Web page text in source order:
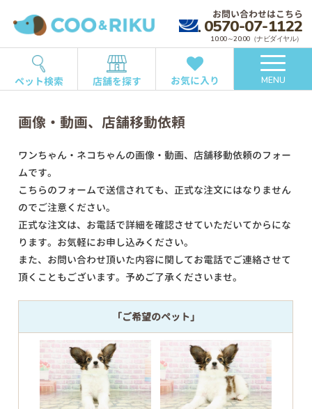
お問い合わせはこちら
0570-07-1122
10:00～20:00（ナビダイヤル）
ペット検索 店舗を探す お気に入り MENU
画像・動画、店舗移動依頼
ワンちゃん・ネコちゃんの画像・動画、店舗移動依頼のフォー
ムです。
こちらのフォームで送信されても、正式な注文にはなりません
のでご注意ください。
正式な注文は、お電話で詳細を確認させていただいてからにな
ります。お気軽にお申し込みください。
また、お問い合わせ頂いた内容に関してお電話でご連絡させて
頂くこともございます。予めご了承くださいませ。
「ご希望のペット」